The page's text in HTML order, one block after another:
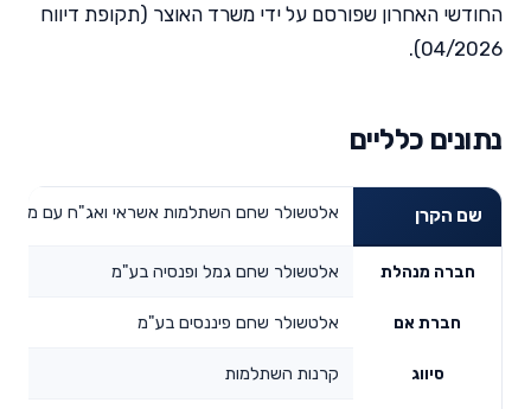
החודשי האחרון שפורסם על ידי משרד האוצר (תקופת דיווח
04/2026).
נתונים כלליים
שם הקרן אלטשולר שחם השתלמות אשראי ואג"ח עם מניות (עד 25%
חברה מנהלת אלטשולר שחם גמל ופנסיה בע"מ
חברת אם אלטשולר שחם פיננסים בע"מ
סיווג קרנות השתלמות